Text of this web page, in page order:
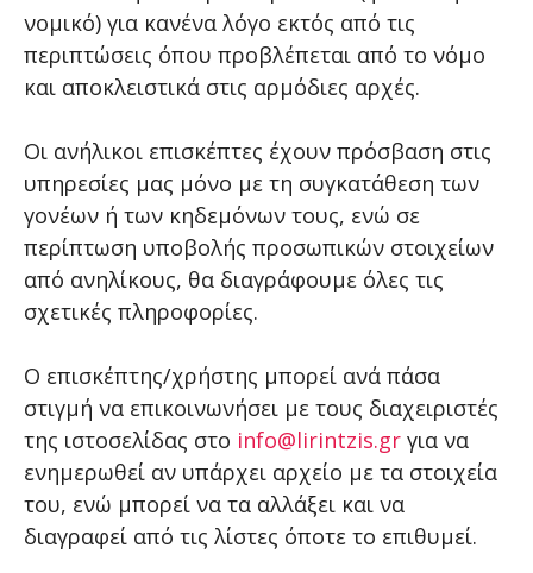
νομικό) για κανένα λόγο εκτός από τις
περιπτώσεις όπου προβλέπεται από το νόμο
και αποκλειστικά στις αρμόδιες αρχές.
Οι ανήλικοι επισκέπτες έχουν πρόσβαση στις
υπηρεσίες μας μόνο με τη συγκατάθεση των
γονέων ή των κηδεμόνων τους, ενώ σε
περίπτωση υποβολής προσωπικών στοιχείων
από ανηλίκους, θα διαγράφουμε όλες τις
σχετικές πληροφορίες.
Ο επισκέπτης/χρήστης μπορεί ανά πάσα
στιγμή να επικοινωνήσει με τους διαχειριστές
της ιστοσελίδας στο info@lirintzis.gr για να
ενημερωθεί αν υπάρχει αρχείο με τα στοιχεία
του, ενώ μπορεί να τα αλλάξει και να
διαγραφεί από τις λίστες όποτε το επιθυμεί.